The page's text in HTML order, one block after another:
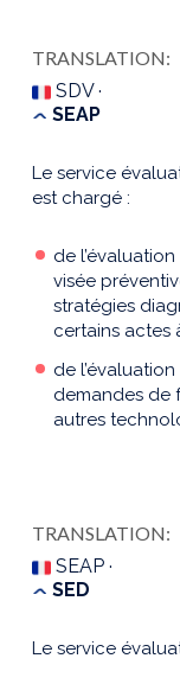
TRANSLATION:
SDV ·
SEAP
Le service
est chargé :
de
visée
stratégies
certains actes
de
demandes de
autres
TRANSLATION:
SEAP ·
SED
Le service